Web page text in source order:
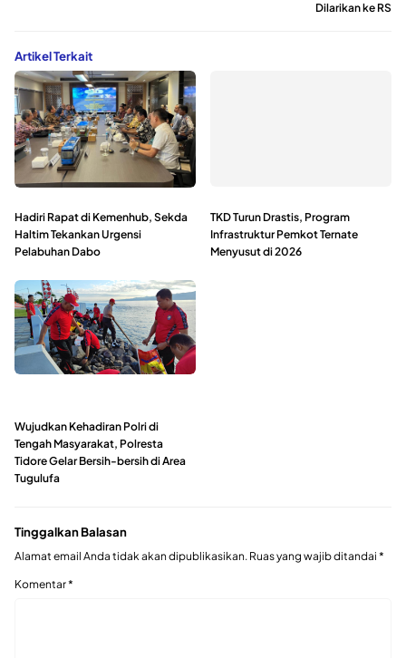
Dilarikan ke RS
Artikel Terkait
Hadiri Rapat di Kemenhub, Sekda
Haltim Tekankan Urgensi
Pelabuhan Dabo
TKD Turun Drastis, Program
Infrastruktur Pemkot Ternate
Menyusut di 2026
Wujudkan Kehadiran Polri di
Tengah Masyarakat, Polresta
Tidore Gelar Bersih-bersih di Area
Tugulufa
Tinggalkan Balasan
Alamat email Anda tidak akan dipublikasikan. Ruas yang wajib ditandai *
Komentar*